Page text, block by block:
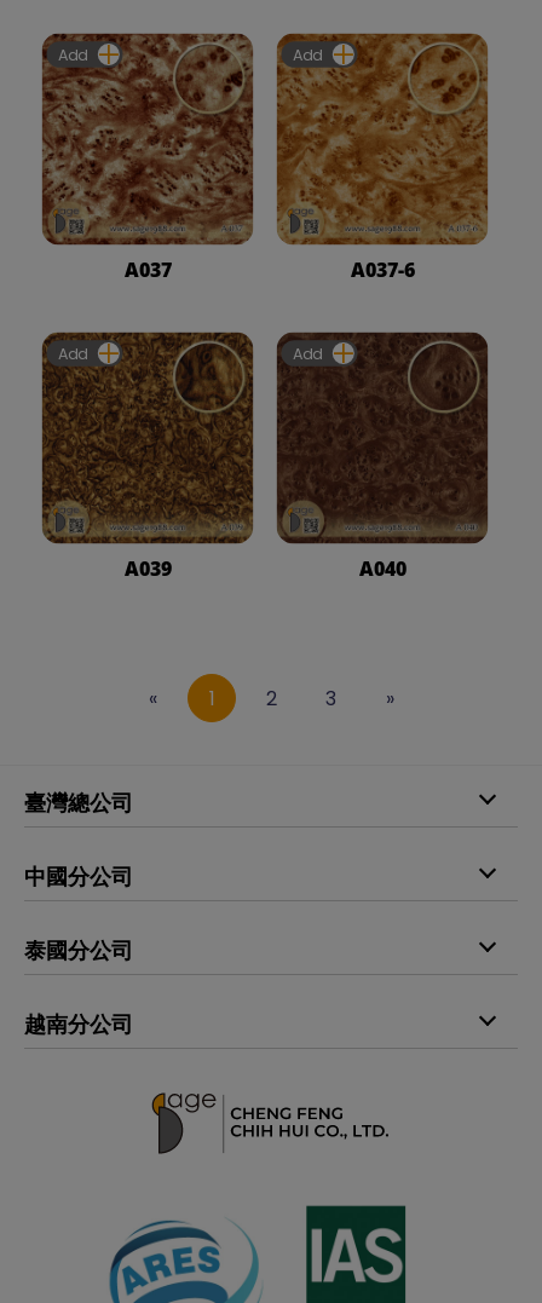
A037
Add
A037-6
Add
A039
Add
A040
Add
« 1 2 3 »
臺灣總公司
電話
傳真
+886-4-25296605
E-mail printingfilm@sage1988.com
地址
429009 臺中市神岡區神洲里豐洲路689巷30號
中國分公司
傳真
+86-769-85534992
地址
523878 廣東省東莞市長安鎮上角管理區新居路204號
泰國分公司
電話
傳真
+66-29163398
10520 曼谷市叻甲挽縣空頌洞帑區隆犒路第四村358／
越南分公司
越南胡志明市平新郡（TP. Hồ Chí Minh） 安樂坊
（Phường An Lạc） Bùi Tư Toàn（裴思全街）